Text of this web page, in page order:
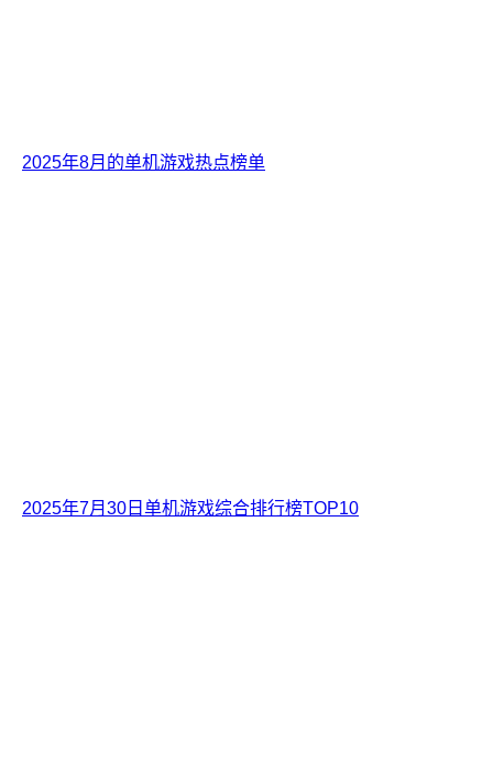
2025年8月的单机游戏热点榜单
2025年7月30日单机游戏综合排行榜TOP10